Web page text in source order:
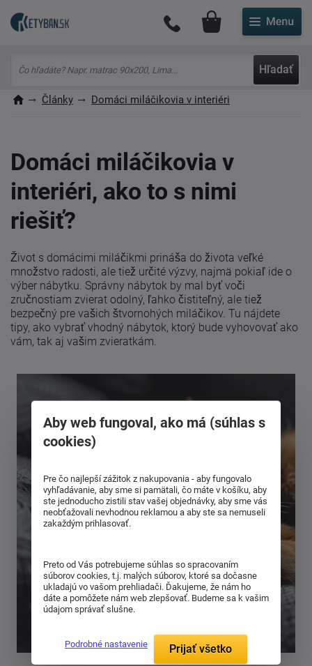
Hľadať
Môj účet
Články Domáci miláčikovia v interiéri
Domáci miláčikovia v
interiéri, ako to s nimi
riešiť?
Život s domácimi miláčikmi prináša do života veľké
množstvo radosti, ale tiež určité výzvy, najmä pokiaľ ide o
výber nábytku. Správny nábytok by mal byť voči
zručnostiam zvierat odolný, ľahko čistiteľný, ale tiež
bezpečný pre vašich štvornohých miláčikov. Tu nájdete
tipy, ako vybrať vhodný nábytok, ktorý bude vyhovovať ako
vám, tak aj vašim zvieratkám.
Aby web fungoval, ako má (súhlas s
cookies)
Pre čo najlepší zážitok z nakupovania - aby fungovalo
vyhľadávanie, aby sme si pamätali, čo máte v košíku, aby
ste jednoducho zistili stav vašej objednávky, aby sme vás
neobťažovali nevhodnou reklamou a aby ste sa nemuseli
zakaždým prihlasovať.
Preto od Vás potrebujeme súhlas so spracovaním
súborov cookies, t.j. malých súborov, ktoré sa dočasne
ukladajú vo vašom prehliadači. Ďakujeme, že nám ho
dáte a pomôžete nám web zlepšovať. Budeme sa k vašim
údajom správať slušne.
Podrobné nastavenie Prijať všetko